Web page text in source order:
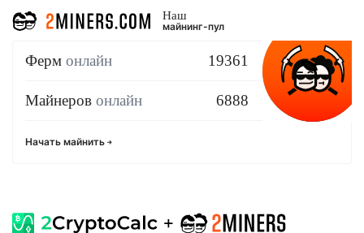
Наш
майнинг-пул
Ферм онлайн 19361
Майнеров онлайн 6888
Начать майнить